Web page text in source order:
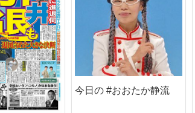
今日の #おおたか静流